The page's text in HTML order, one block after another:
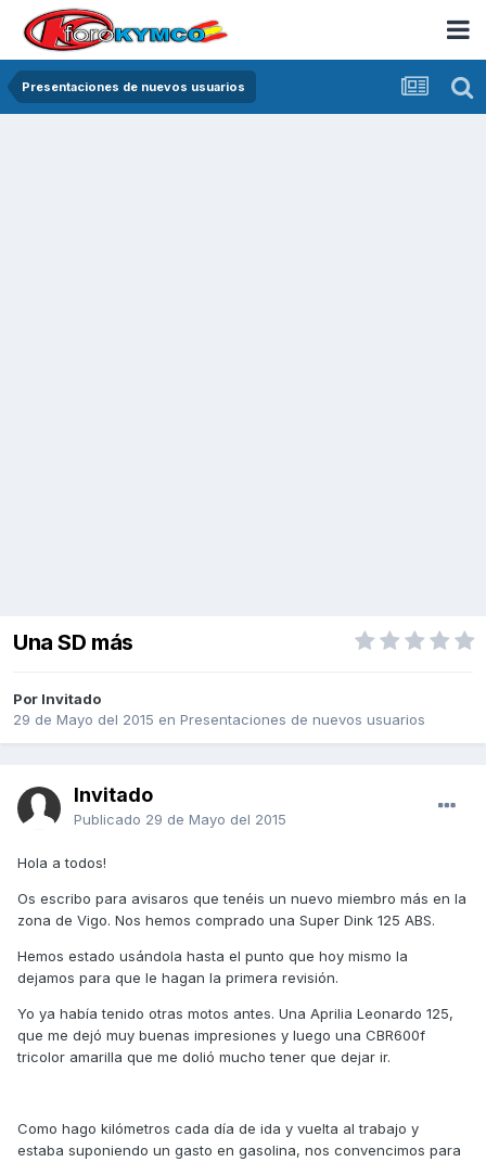
Presentaciones de nuevos usuarios
Una SD más
Por Invitado
29 de Mayo del 2015 en Presentaciones de nuevos usuarios
Invitado
Publicado 29 de Mayo del 2015
Hola a todos!
Os escribo para avisaros que tenéis un nuevo miembro más en la
zona de Vigo. Nos hemos comprado una Super Dink 125 ABS.
Hemos estado usándola hasta el punto que hoy mismo la
dejamos para que le hagan la primera revisión.
Yo ya había tenido otras motos antes. Una Aprilia Leonardo 125,
que me dejó muy buenas impresiones y luego una CBR600f
tricolor amarilla que me dolió mucho tener que dejar ir.
Como hago kilómetros cada día de ida y vuelta al trabajo y
estaba suponiendo un gasto en gasolina, nos convencimos para